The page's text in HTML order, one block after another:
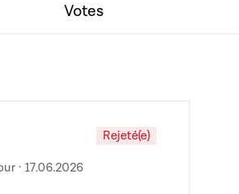
Votes
Rejeté(e)
· 17.06.2026